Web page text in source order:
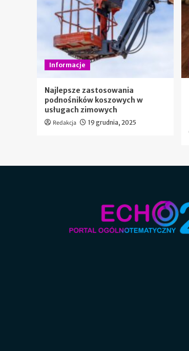
Informacje
Najlepsze zastosowania
podnośników koszowych w
usługach zimowych
Redakcja 19 grudnia, 2025